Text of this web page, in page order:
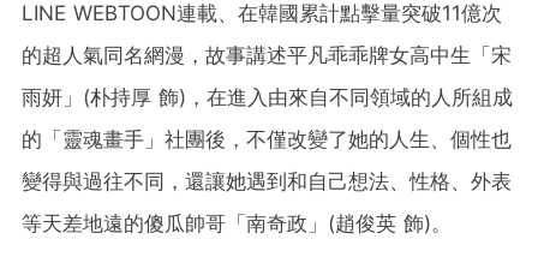
LINE WEBTOON連載、在韓國累計點擊量突破11億次
的超人氣同名網漫，故事講述平凡乖乖牌女高中生「宋
雨妍」(朴持厚 飾)，在進入由來自不同領域的人所組成
的「靈魂畫手」社團後，不僅改變了她的人生、個性也
變得與過往不同，還讓她遇到和自己想法、性格、外表
等天差地遠的傻瓜帥哥「南奇政」(趙俊英 飾)。